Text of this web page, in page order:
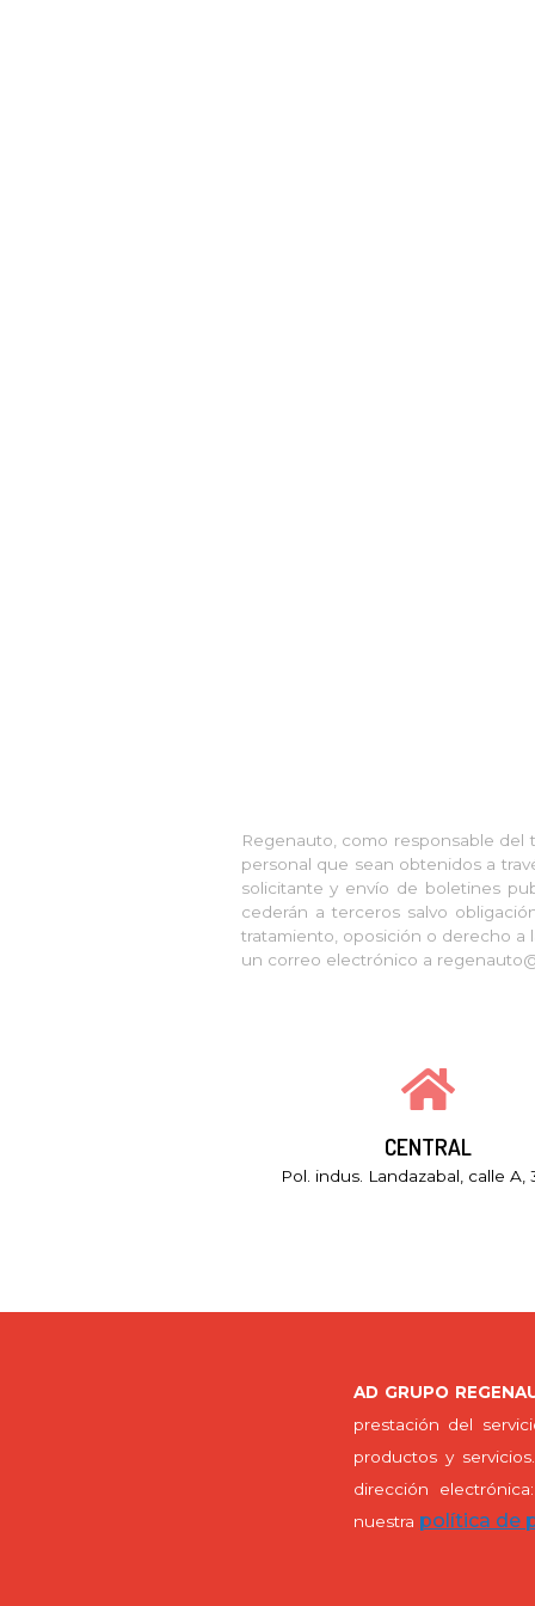
Regenauto, como responsable
personal que sean obtenidos a
solicitante y envío de boletines
cederán a terceros salvo
tratamiento, oposición o derecho a
un correo electrónico a
CENTRAL
Pol. indus. Landazabal, calle A,
AD GRUPO
prestación del
productos y
dirección electrónica:
nuestra política de